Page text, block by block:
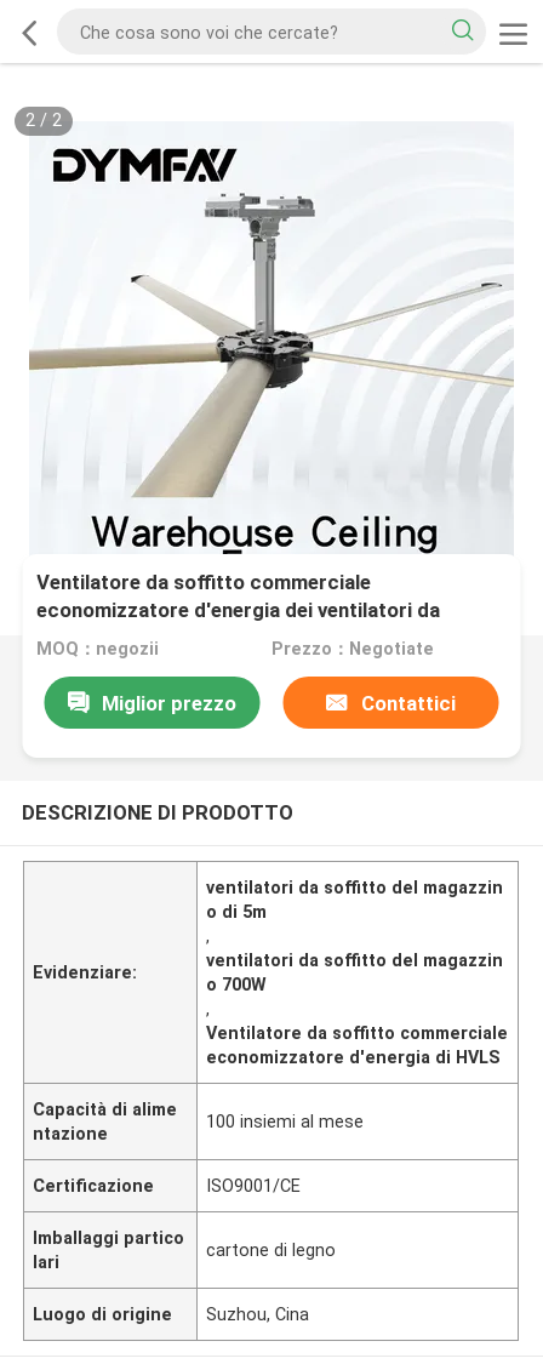
2/ 2
Ventilatore da soffitto commerciale
economizzatore d'energia dei ventilatori da
soffitto HVLS del magazzino 0.7kw di 5m
MOQ：negozii Prezzo：Negotiate
Miglior prezzo Contattici
DESCRIZIONE DI PRODOTTO
Evidenziare:
ventilatori da soffitto del magazzin
o di 5m
,
ventilatori da soffitto del magazzin
o 700W
,
Ventilatore da soffitto commerciale
economizzatore d'energia di HVLS
Capacità di alime
ntazione
100 insiemi al mese
Certificazione ISO9001/CE
Imballaggi partico
lari
cartone di legno
Luogo di origine Suzhou, Cina